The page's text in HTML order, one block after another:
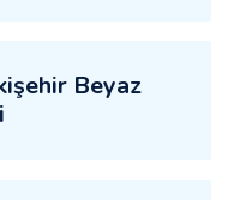
Beyaz